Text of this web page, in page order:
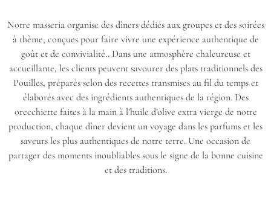
Notre masseria organise des dîners dédiés aux groupes et des soirées
à thème, conçues pour faire vivre une expérience authentique de
goût et de convivialité.. Dans une atmosphère chaleureuse et
accueillante, les clients peuvent savourer des plats traditionnels des
Pouilles, préparés selon des recettes transmises au fil du temps et
élaborés avec des ingrédients authentiques de la région. Des
orecchiette faites à la main à l’huile d’olive extra vierge de notre
production, chaque dîner devient un voyage dans les parfums et les
saveurs les plus authentiques de notre terre. Une occasion de
partager des moments inoubliables sous le signe de la bonne cuisine
et des traditions.